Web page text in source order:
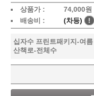
상품가 : 74,000원
배송비 : (차등) !
십자수 프린트패키지-여름
산책로-전체수